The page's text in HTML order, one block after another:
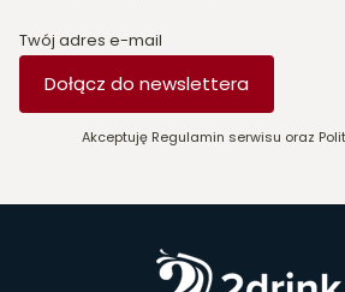
Twój adres e-mail
Dołącz do newslettera
Akceptuję Regulamin serwisu oraz